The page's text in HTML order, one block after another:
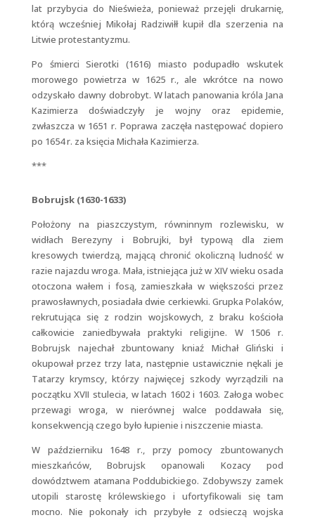
lat przybycia do Nieświeża, ponieważ przejęli drukarnię,
którą wcześniej Mikołaj Radziwiłł kupił dla szerzenia na
Litwie protestantyzmu.
Po śmierci Sierotki (1616) miasto podupadło wskutek
morowego powietrza w 1625 r., ale wkrótce na nowo
odzyskało dawny dobrobyt. W latach panowania króla Jana
Kazimierza doświadczyły je wojny oraz epidemie,
zwłaszcza w 1651 r. Poprawa zaczęła następować dopiero
po 1654 r. za księcia Michała Kazimierza.
***
Bobrujsk (1630-1633)
Położony na piaszczystym, równinnym rozlewisku, w
widłach Berezyny i Bobrujki, był typową dla ziem
kresowych twierdzą, mającą chronić okoliczną ludność w
razie najazdu wroga. Mała, istniejąca już w XIV wieku osada
otoczona wałem i fosą, zamieszkała w większości przez
prawosławnych, posiadała dwie cerkiewki. Grupka Polaków,
rekrutująca się z rodzin wojskowych, z braku kościoła
całkowicie zaniedbywała praktyki religijne. W 1506 r.
Bobrujsk najechał zbuntowany kniaź Michał Gliński i
okupował przez trzy lata, następnie ustawicznie nękali je
Tatarzy krymscy, którzy najwięcej szkody wyrządzili na
początku XVII stulecia, w latach 1602 i 1603. Załoga wobec
przewagi wroga, w nierównej walce poddawała się,
konsekwencją czego było łupienie i niszczenie miasta.
W październiku 1648 r., przy pomocy zbuntowanych
mieszkańców, Bobrujsk opanowali Kozacy pod
dowództwem atamana Poddubickiego. Zdobywszy zamek
utopili starostę królewskiego i ufortyfikowali się tam
mocno. Nie pokonały ich przybyłe z odsieczą wojska